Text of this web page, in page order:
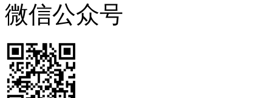
微信公众号